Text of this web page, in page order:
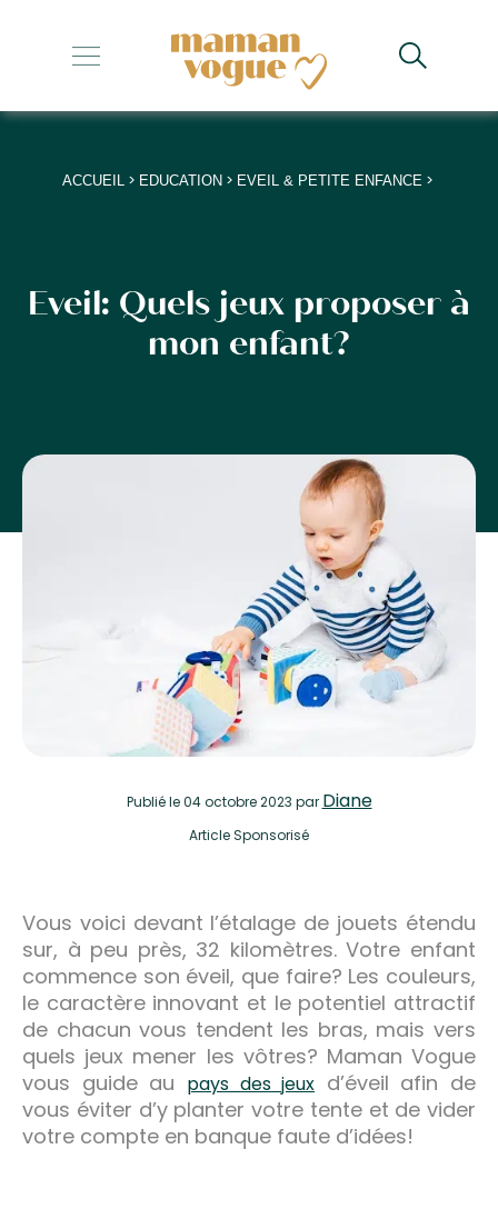
+
+
+
+
ACCUEIL> EDUCATION> EVEIL & PETITE ENFANCE>
Eveil: Quels jeux proposer à
mon enfant?
Publiéle 04 octobre 2023 par Diane
Article Sponsorisé
Vous voici devant l’étalage de jouets étendu
sur, à peu près, 32 kilomètres. Votre enfant
commence son éveil, que faire? Les couleurs,
le caractère innovant et le potentiel attractif
de chacun vous tendent les bras, mais vers
quels jeux mener les vôtres? Maman Vogue
vous guide au pays des jeux d’éveil afin de
vous éviter d’y planter votre tente et de vider
votre compte en banque faute d’idées!